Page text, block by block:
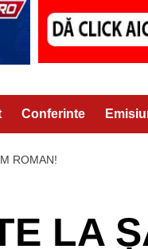
Conferinte
ROMAN!
LA